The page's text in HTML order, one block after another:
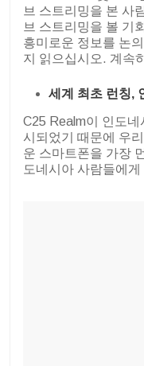
브 스트리밍을 본 사
브 스트리밍을 볼 기
흥미로운 정보를 논
지 읽으십시오. 계속
세계 최초 런칭,
C25 Realm이 인도
시되었기 때문에 우
운 스마트폰을 가장
도네시아 사람들에